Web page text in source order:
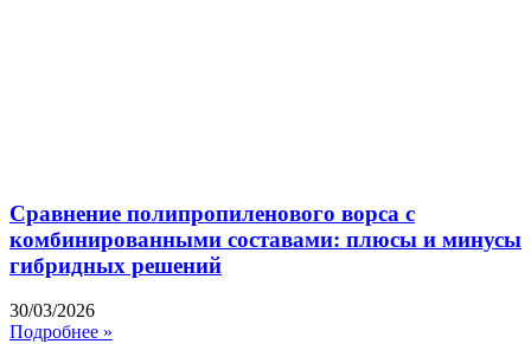
Сравнение полипропиленового ворса с
комбинированными составами: плюсы и минусы
гибридных решений
30/03/2026
Подробнее »